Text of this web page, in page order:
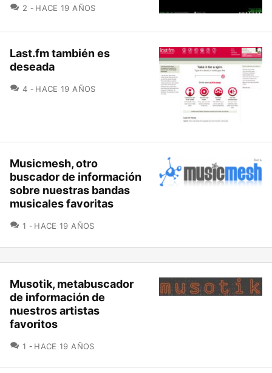
2 COMENTARIOS
HACE 19 AÑOS
Last.fm también es
deseada
4 COMENTARIOS
HACE 19 AÑOS
Musicmesh, otro
buscador de información
sobre nuestras bandas
musicales favoritas
1 COMENTARIOS
HACE 19 AÑOS
Musotik, metabuscador
de información de
nuestros artistas
favoritos
1 COMENTARIOS
HACE 19 AÑOS